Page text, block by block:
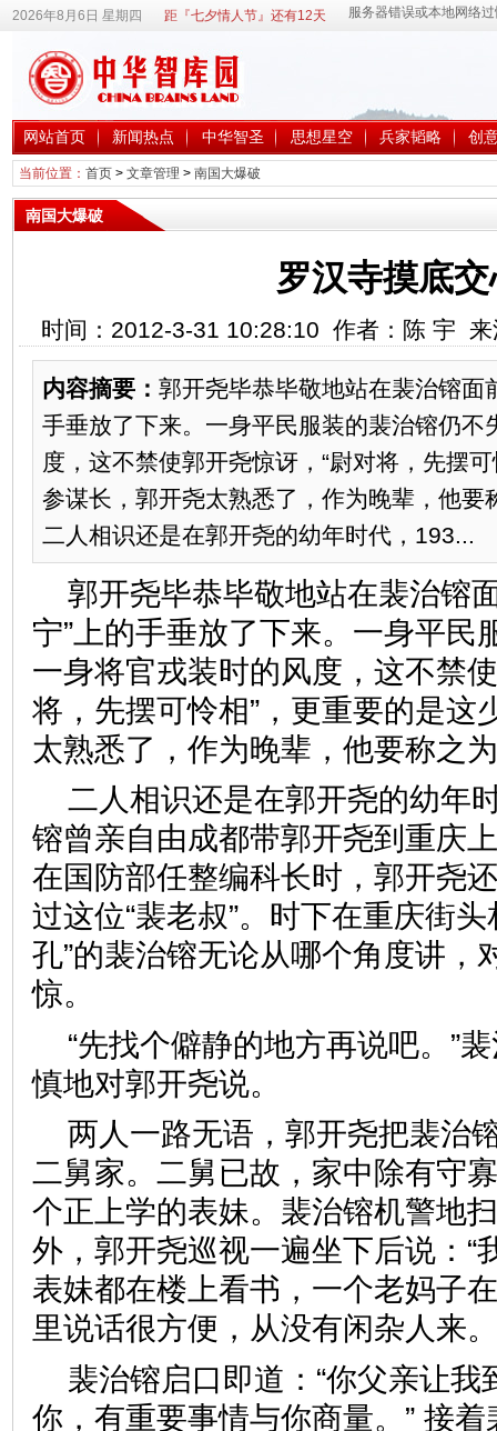
2026年8月6日 星期四 距『七夕情人节』还有12天
网站首页 新闻热点 中华智圣 思想星空 兵家韬略 创
当前位置： 首页> 文章管理 > 南国大爆破
南国大爆破
罗汉寺摸底交
时间：2012-3-31 10:28:10 作者：陈 宇
内容摘要： 郭开尧毕恭毕敬地站在裴治镕面
手垂放了下来。一身平民服装的裴治镕仍不
度，这不禁使郭开尧惊讶，“尉对将，先摆
参谋长，郭开尧太熟悉了，作为晚辈，他要
二人相识还是在郭开尧的幼年时代，193...
郭开尧毕恭毕敬地站在裴治镕
宁”上的手垂放了下来。一身平民
一身将官戎装时的风度，这不禁
将，先摆可怜相”，更重要的是这
太熟悉了，作为晚辈，他要称之
二人相识还是在郭开尧的幼年
镕曾亲自由成都带郭开尧到重庆
在国防部任整编科长时，郭开尧
过这位“裴老叔”。时下在重庆街
孔”的裴治镕无论从哪个角度讲，
惊。
“先找个僻静的地方再说吧。”
慎地对郭开尧说。
两人一路无语，郭开尧把裴治
二舅家。二舅已故，家中除有守
个正上学的表妹。裴治镕机警地
外，郭开尧巡视一遍坐下后说：“
表妹都在楼上看书，一个老妈子
里说话很方便，从没有闲杂人来。
裴治镕启口即道：“你父亲让我
你，有重要事情与你商量。” 接